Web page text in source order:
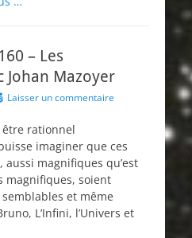
– Les
Johan Mazoyer
Laisser un commentaire
être rationnel
imaginer que ces
magnifiques qu’est
magnifiques, soient
et même
L’Infini, l’Univers et